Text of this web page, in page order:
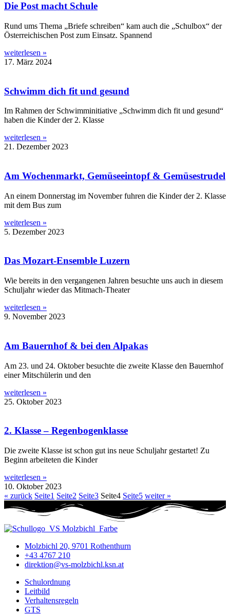
Die Post macht Schule
Rund ums Thema „Briefe schreiben“ kam auch die „Schulbox“ der
Österreichischen Post zum Einsatz. Spannend
weiterlesen »
17. März 2024
Schwimm dich fit und gesund
Im Rahmen der Schwimminitiative „Schwimm dich fit und gesund“
haben die Kinder der 2. Klasse
weiterlesen »
21. Dezember 2023
Am Wochenmarkt, Gemüseeintopf & Gemüsestrudel
An einem Donnerstag im November fuhren die Kinder der 2. Klasse
mit dem Bus zum
weiterlesen »
5. Dezember 2023
Das Mozart-Ensemble Luzern
Wie bereits in den vergangenen Jahren besuchte uns auch in diesem
Schuljahr wieder das Mitmach-Theater
weiterlesen »
9. November 2023
Am Bauernhof & bei den Alpakas
Am 23. und 24. Oktober besuchte die zweite Klasse den Bauernhof
einer Mitschülerin und den
weiterlesen »
25. Oktober 2023
2. Klasse – Regenbogenklasse
Die zweite Klasse ist schon gut ins neue Schuljahr gestartet! Zu
Beginn arbeiteten die Kinder
weiterlesen »
10. Oktober 2023
« zurück Seite1 Seite2 Seite3 Seite4 Seite5 weiter »
Molzbichl 20, 9701 Rothenthurn
+43 4767 210
direktion@vs-molzbichl.ksn.at
Schulordnung
Leitbild
Verhaltensregeln
GTS